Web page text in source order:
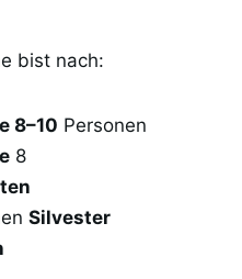
bist nach:
8–10 Personen
8
Silvester